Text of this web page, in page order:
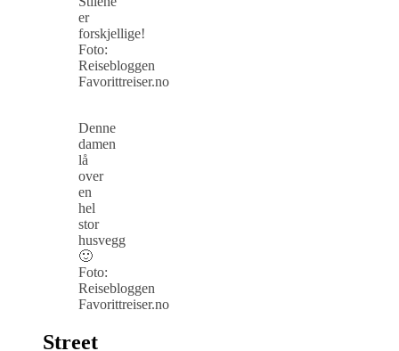
er
forskjellige!
Foto:
Reisebloggen
Favorittreiser.no
Denne
damen
lå
over
en
hel
stor
husvegg
🙂
Foto:
Reisebloggen
Favorittreiser.no
Street